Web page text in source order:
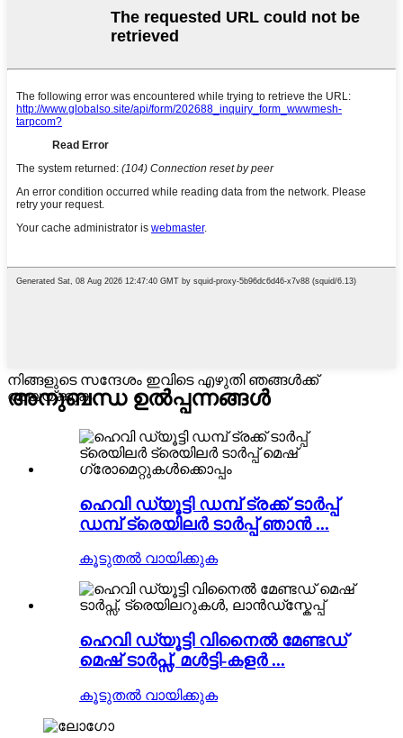
നിങ്ങളുടെ സന്ദേശം ഇവിടെ എഴുതി ഞങ്ങൾക്ക്
അയയ്ക്കുക
അനുബന്ധ ഉൽപ്പന്നങ്ങൾ
ഹെവി ഡ്യൂട്ടി ഡമ്പ് ട്രക്ക് ടാർപ്പ്
ഡമ്പ് ട്രെയിലർ ടാർപ്പ് ഞാൻ ...
കൂടുതൽ വായിക്കുക
ഹെവി ഡ്യൂട്ടി വിനൈൽ മേണ്ടഡ്
മെഷ് ടാർപ്സ്, മൾട്ടി-കളർ ...
കൂടുതൽ വായിക്കുക